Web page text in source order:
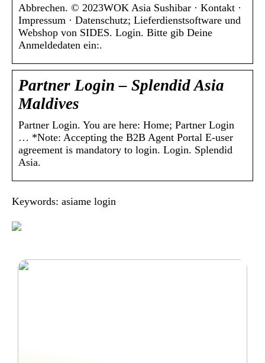
Abbrechen. © 2023WOK Asia Sushibar · Kontakt ·
Impressum · Datenschutz; Lieferdienstsoftware und
Webshop von SIDES. Login. Bitte gib Deine
Anmeldedaten ein:.
Partner Login – Splendid Asia
Maldives
Partner Login. You are here: Home; Partner Login
… *Note: Accepting the B2B Agent Portal E-user
agreement is mandatory to login. Login. Splendid
Asia.
Keywords: asiame login